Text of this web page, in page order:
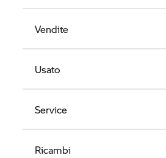
Vendite
Usato
Service
Ricambi